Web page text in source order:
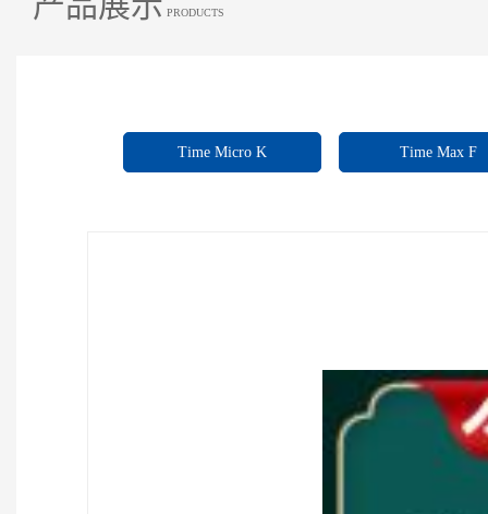
PRODUCTS
Time Micro K Time Max F